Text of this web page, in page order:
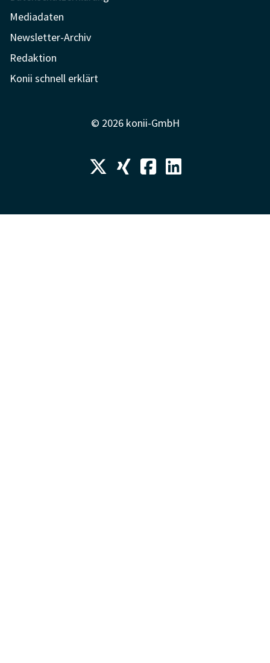
Mediadaten
Newsletter-Archiv
Redaktion
Konii schnell erklärt
© 2026 konii-GmbH